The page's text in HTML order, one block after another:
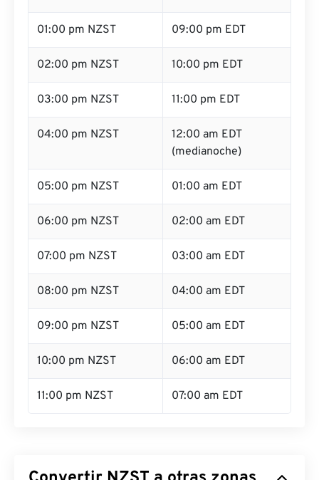
01:00 pm NZST 09:00 pm EDT
02:00 pm NZST 10:00 pm EDT
03:00 pm NZST 11:00 pm EDT
04:00 pm NZST
12:00 am EDT
(medianoche)
05:00 pm NZST 01:00 am EDT
06:00 pm NZST 02:00 am EDT
07:00 pm NZST 03:00 am EDT
08:00 pm NZST 04:00 am EDT
09:00 pm NZST 05:00 am EDT
10:00 pm NZST 06:00 am EDT
11:00 pm NZST 07:00 am EDT